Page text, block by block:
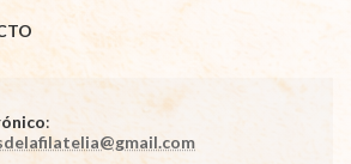
: